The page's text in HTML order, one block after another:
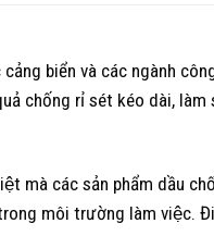
biển và các ngành
chống rỉ sét kéo dài, làm
mà các sản phẩm dầu
môi trường làm việc.